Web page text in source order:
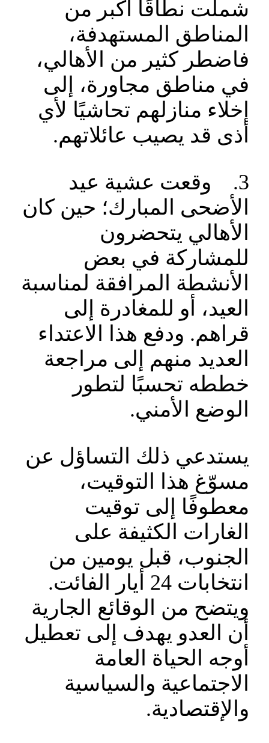
شملت نطاقًا أكبر من
المناطق المستهدفة،
فاضطر كثير من الأهالي،
في مناطق مجاورة، إلى
إخلاء منازلهم تحاشيًا لأي
أذى قد يصيب عائلاتهم.
3. وقعت عشية عيد
الأضحى المبارك؛ حين كان
الأهالي يتحضرون
للمشاركة في بعض
الأنشطة المرافقة لمناسبة
العيد، أو للمغادرة إلى
قراهم. ودفع هذا الاعتداء
العديد منهم إلى مراجعة
خططه تحسبًا لتطور
الوضع الأمني.
يستدعي ذلك التساؤل عن
مسوّغ هذا التوقيت،
معطوفًا إلى توقيت
الغارات الكثيفة على
الجنوب، قبل يومين من
انتخابات 24 أيار الفائت.
ويتضح من الوقائع الجارية
أن العدو يهدف إلى تعطيل
أوجه الحياة العامة
الاجتماعية والسياسية
والإقتصادية.